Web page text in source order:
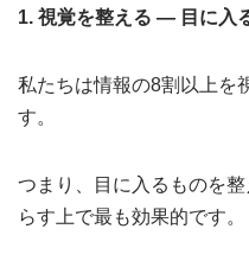
1. 視覚を整える ― 目に入
私たちは情報の8割以上を
す。
つまり、目に入るものを
らす上で最も効果的です。